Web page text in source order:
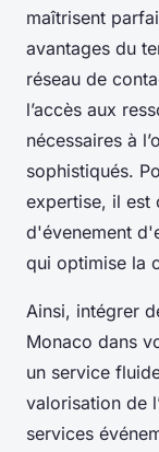
maîtrisent
avantages du
réseau de
l’accès aux
nécessaires à
sophistiqués.
expertise, il est
d'évenement
qui optimise la
Ainsi, intégrer
Monaco dans
un service
valorisation de
services